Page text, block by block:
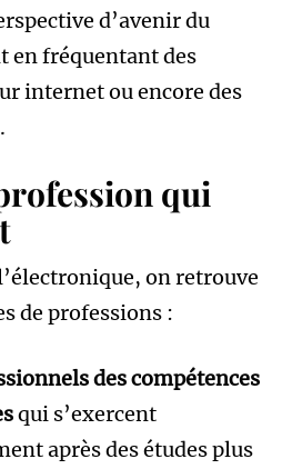
d’avenir du
en fréquentant des
internet ou encore des
qui
on retrouve
de professions :
des compétences
qui s’exercent
après des études plus